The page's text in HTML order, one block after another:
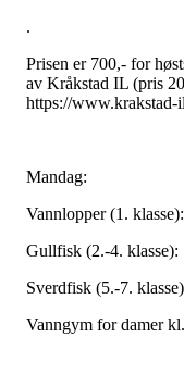
.
Prisen er 700,- for
av Kråkstad IL (pris
https://
Mandag:
Vannlopper (1.
Gullfisk (2.-4. klasse):
Sverdfisk (5.-7.
Vanngym for damer